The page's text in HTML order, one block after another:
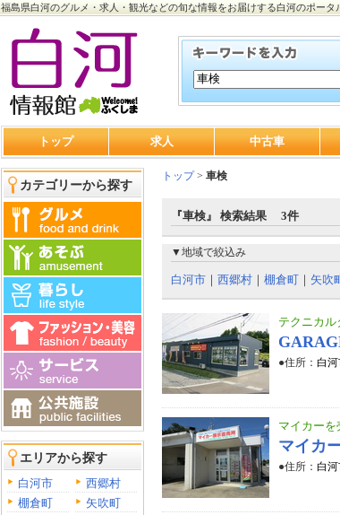
福島県白河のグルメ・求人・観光などの旬な情報をお届けする白河のポータ
トップ 求人 中古車
カテゴリーから探す
エリアから探す
白河市
西郷村
棚倉町
矢吹町
トップ> 車検
『車検』 検索結果 3件
▼地域で絞込み
白河市 ｜ 西郷村 ｜ 棚倉町 ｜ 矢吹
テクニカ
●住所： 白河
マイカーを
マイカ
●住所： 白